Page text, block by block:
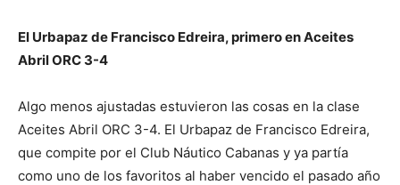
El Urbapaz de Francisco Edreira, primero en Aceites
Abril ORC 3-4
Algo menos ajustadas estuvieron las cosas en la clase
Aceites Abril ORC 3-4. El Urbapaz de Francisco Edreira,
que compite por el Club Náutico Cabanas y ya partía
como uno de los favoritos al haber vencido el pasado año